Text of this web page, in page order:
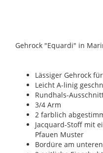
Gehrock "Equardi" in
Lässiger Gehrock
Leicht A-linig
Rundhals-
3/4 Arm
2 farblich
Jacquard-Stoff mit
Pfauen Muster
Bordüre am